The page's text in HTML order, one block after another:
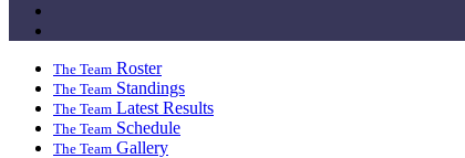
The Team Roster
The Team Standings
The Team Latest Results
The Team Schedule
The Team Gallery